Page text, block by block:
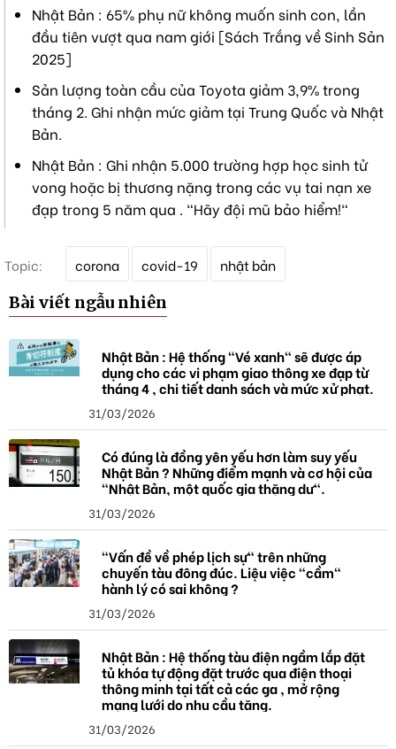
Nhật Bản : 65% phụ nữ không muốn sinh con, lần
đầu tiên vượt qua nam giới [Sách Trắng về Sinh Sản
2025]
Sản lượng toàn cầu của Toyota giảm 3,9% trong
tháng 2. Ghi nhận mức giảm tại Trung Quốc và Nhật
Bản.
Nhật Bản : Ghi nhận 5.000 trường hợp học sinh tử
vong hoặc bị thương nặng trong các vụ tai nạn xe
đạp trong 5 năm qua . "Hãy đội mũ bảo hiểm!"
Topic:
k
h
a
corona covid-19 nhật bản
Bài viết ngẫu nhiên
Nhật Bản : Hệ thống "Vé xanh" sẽ được áp
dụng cho các vi phạm giao thông xe đạp từ
tháng 4 , chi tiết danh sách và mức xử phạt.
31/03/2026
Có đúng là đồng yên yếu hơn làm suy yếu
Nhật Bản ? Những điểm mạnh và cơ hội của
"Nhật Bản, một quốc gia thặng dư".
31/03/2026
"Vấn đề về phép lịch sự" trên những
chuyến tàu đông đúc. Liệu việc "cầm"
hành lý có sai không ?
31/03/2026
Nhật Bản : Hệ thống tàu điện ngầm lắp đặt
tủ khóa tự động đặt trước qua điện thoại
thông minh tại tất cả các ga , mở rộng
mạng lưới do nhu cầu tăng.
31/03/2026